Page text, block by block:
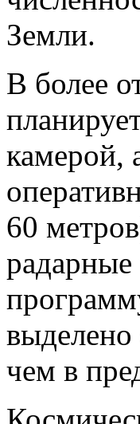
Земли.
В более
камерой,
60
чем в